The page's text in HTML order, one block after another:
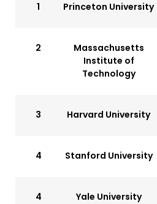
1 Princeton University
2
Massachusetts
Institute of
Technology
3 Harvard University
4 Stanford University
4 Yale University